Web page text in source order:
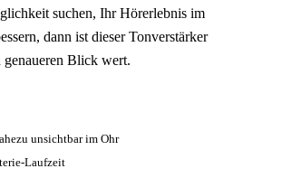
suchen, Ihr Hörerlebnis im
dann ist dieser Tonverstärker
Blick wert.
unsichtbar im Ohr
Laufzeit